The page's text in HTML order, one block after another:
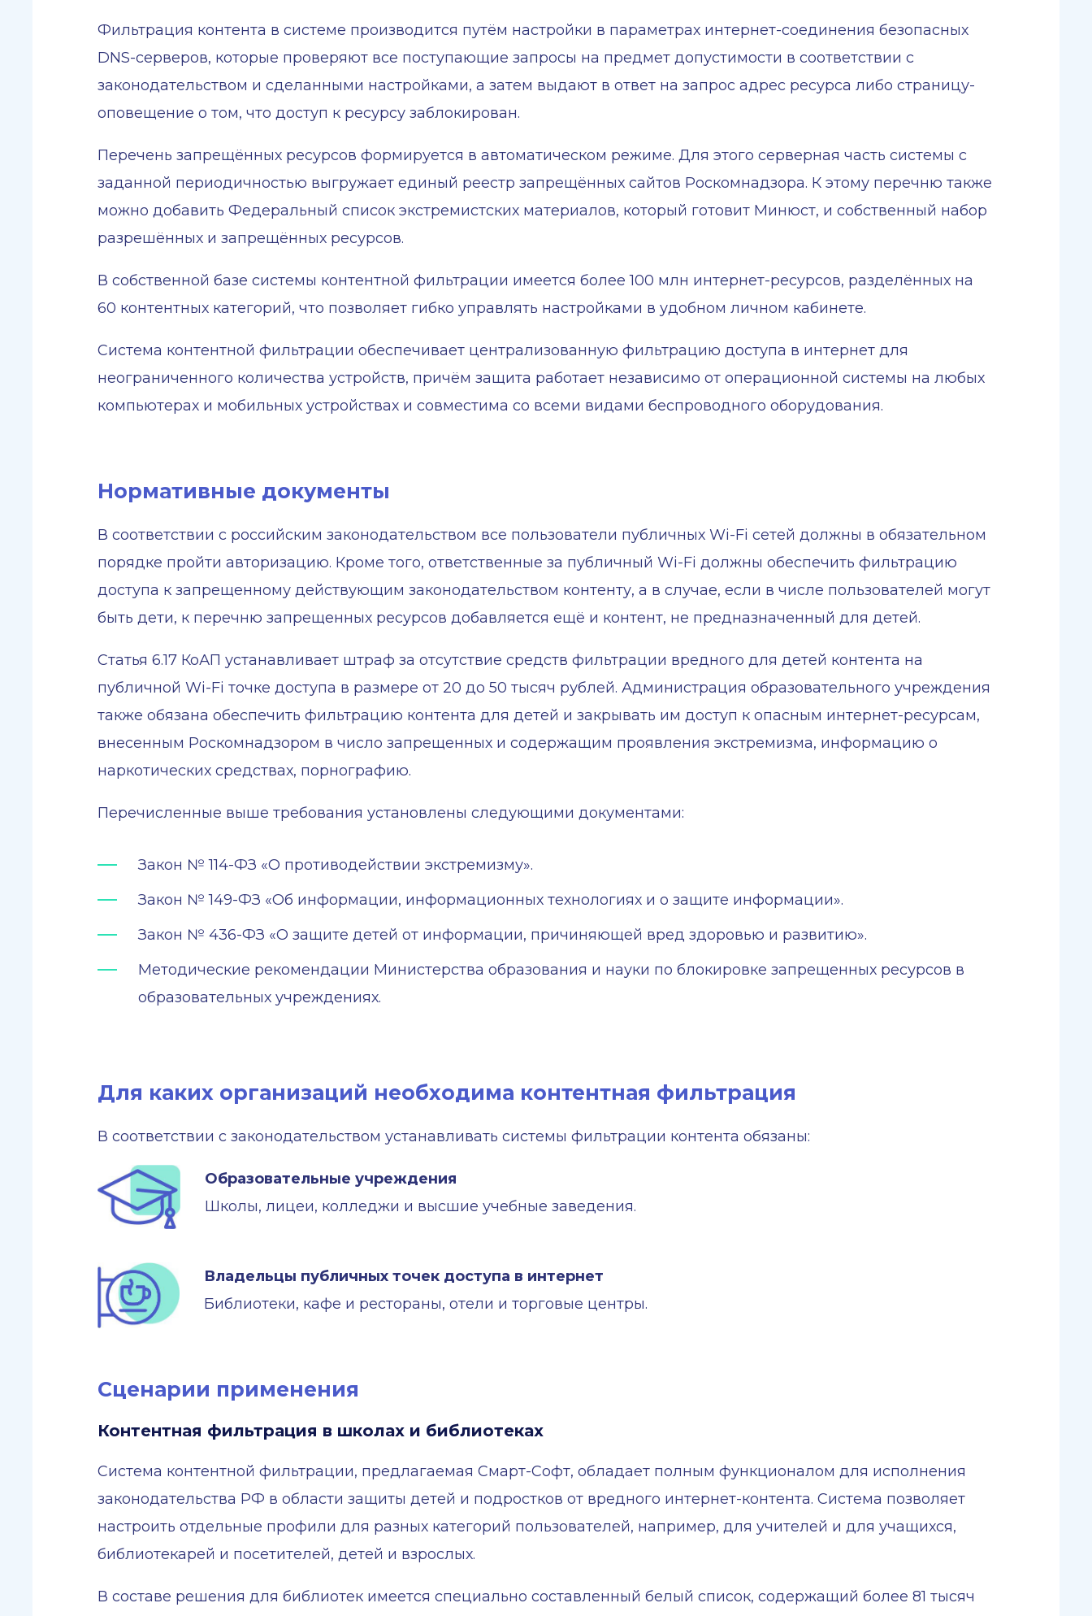
Фильтрация контента в системе производится путём настройки в параметрах интернет-соединения безопасных
DNS-серверов, которые проверяют все поступающие запросы на предмет допустимости в соответствии с
законодательством и сделанными настройками, а затем выдают в ответ на запрос адрес ресурса либо страницу-
оповещение о том, что доступ к ресурсу заблокирован.
Перечень запрещённых ресурсов формируется в автоматическом режиме. Для этого серверная часть системы с
заданной периодичностью выгружает единый реестр запрещённых сайтов Роскомнадзора. К этому перечню также
можно добавить Федеральный список экстремистских материалов, который готовит Минюст, и собственный набор
разрешённых и запрещённых ресурсов.
В собственной базе системы контентной фильтрации имеется более 100 млн интернет-ресурсов, разделённых на
60 контентных категорий, что позволяет гибко управлять настройками в удобном личном кабинете.
Система контентной фильтрации обеспечивает централизованную фильтрацию доступа в интернет для
неограниченного количества устройств, причём защита работает независимо от операционной системы на любых
компьютерах и мобильных устройствах и совместима со всеми видами беспроводного оборудования.
Нормативные документы
В соответствии с российским законодательством все пользователи публичных Wi-Fi сетей должны в обязательном
порядке пройти авторизацию. Кроме того, ответственные за публичный Wi-Fi должны обеспечить фильтрацию
доступа к запрещенному действующим законодательством контенту, а в случае, если в числе пользователей могут
быть дети, к перечню запрещенных ресурсов добавляется ещё и контент, не предназначенный для детей.
Статья 6.17 КоАП устанавливает штраф за отсутствие средств фильтрации вредного для детей контента на
публичной Wi-Fi точке доступа в размере от 20 до 50 тысяч рублей. Администрация образовательного учреждения
также обязана обеспечить фильтрацию контента для детей и закрывать им доступ к опасным интернет-ресурсам,
внесенным Роскомнадзором в число запрещенных и содержащим проявления экстремизма, информацию о
наркотических средствах, порнографию.
Перечисленные выше требования установлены следующими документами:
Закон № 114-ФЗ «О противодействии экстремизму».
Закон № 149-ФЗ «Об информации, информационных технологиях и о защите информации».
Закон № 436-ФЗ «О защите детей от информации, причиняющей вред здоровью и развитию».
Методические рекомендации Министерства образования и науки по блокировке запрещенных ресурсов в
образовательных учреждениях.
Для каких организаций необходима контентная фильтрация
В соответствии с законодательством устанавливать системы фильтрации контента обязаны:
Образовательные учреждения
Школы, лицеи, колледжи и высшие учебные заведения.
Владельцы публичных точек доступа в интернет
Библиотеки, кафе и рестораны, отели и торговые центры.
Сценарии применения
Контентная фильтрация в школах и библиотеках
Система контентной фильтрации, предлагаемая Смарт-Софт, обладает полным функционалом для исполнения
законодательства РФ в области защиты детей и подростков от вредного интернет-контента. Система позволяет
настроить отдельные профили для разных категорий пользователей, например, для учителей и для учащихся,
библиотекарей и посетителей, детей и взрослых.
В составе решения для библиотек имеется специально составленный белый список, содержащий более 81 тысяч